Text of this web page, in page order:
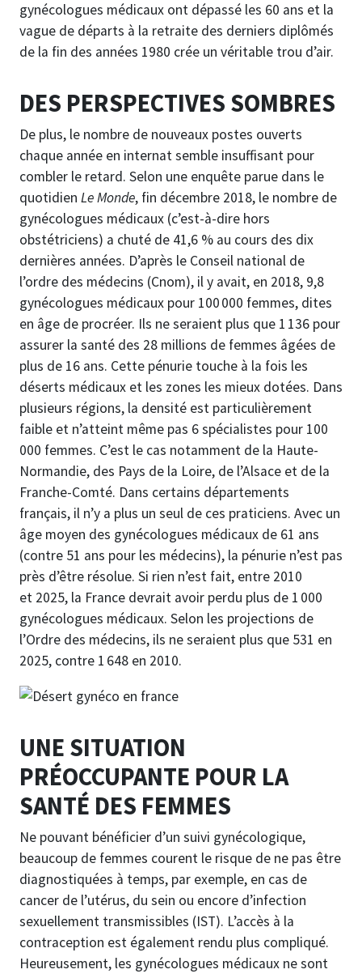
gynécologues médicaux ont dépassé les 60 ans et la
vague de départs à la retraite des derniers diplômés
de la fin des années 1980 crée un véritable trou d’air.
DES PERSPECTIVES SOMBRES
De plus, le nombre de nouveaux postes ouverts
chaque année en internat semble insuffisant pour
combler le retard. Selon une enquête parue dans le
quotidien Le Monde, fin décembre 2018, le nombre de
gynécologues médicaux (c’est-à-dire hors
obstétriciens) a chuté de 41,6 % au cours des dix
dernières années. D’après le Conseil national de
l’ordre des médecins (Cnom), il y avait, en 2018, 9,8
gynécologues médicaux pour 100 000 femmes, dites
en âge de procréer. Ils ne seraient plus que 1 136 pour
assurer la santé des 28 millions de femmes âgées de
plus de 16 ans. Cette pénurie touche à la fois les
déserts médicaux et les zones les mieux dotées. Dans
plusieurs régions, la densité est particulièrement
faible et n’atteint même pas 6 spécialistes pour 100
000 femmes. C’est le cas notamment de la Haute-
Normandie, des Pays de la Loire, de l’Alsace et de la
Franche-Comté. Dans certains départements
français, il n’y a plus un seul de ces praticiens. Avec un
âge moyen des gynécologues médicaux de 61 ans
(contre 51 ans pour les médecins), la pénurie n’est pas
près d’être résolue. Si rien n’est fait, entre 2010
et 2025, la France devrait avoir perdu plus de 1 000
gynécologues médicaux. Selon les projections de
l’Ordre des médecins, ils ne seraient plus que 531 en
2025, contre 1 648 en 2010.
UNE SITUATION
PRÉOCCUPANTE POUR LA
SANTÉ DES FEMMES
Ne pouvant bénéficier d’un suivi gynécologique,
beaucoup de femmes courent le risque de ne pas être
diagnostiquées à temps, par exemple, en cas de
cancer de l’utérus, du sein ou encore d’infection
sexuellement transmissibles (IST). L’accès à la
contraception est également rendu plus compliqué.
Heureusement, les gynécologues médicaux ne sont